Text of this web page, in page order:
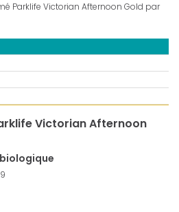
Parklife Victorian Afternoon Gold par
Victorian Afternoon